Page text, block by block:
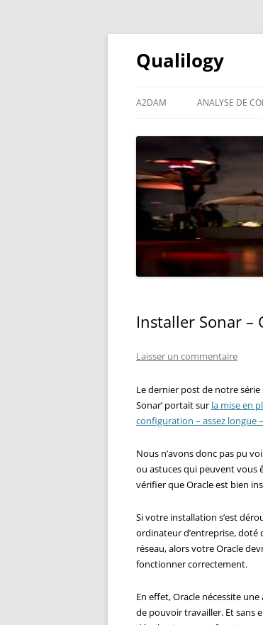
Qualilogy
A2DAM ANALYSE DE
Installer Sonar –
Laisser un commentaire
Le dernier post de notre série
Sonar’ portait sur la mise en
configuration – assez longue
Nous n’avons donc pas pu
ou astuces qui peuvent vous
vérifier que Oracle est bien
Si votre installation s’est
ordinateur d’entreprise, doté
réseau, alors votre Oracle
fonctionner correctement.
En effet, Oracle nécessite une
de pouvoir travailler. Et sans